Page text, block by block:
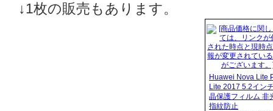
↓1枚の販売もあります。
Huawei Nova Lite
Lite 2017 5.2イン
晶保護フィルム 非
指紋防止